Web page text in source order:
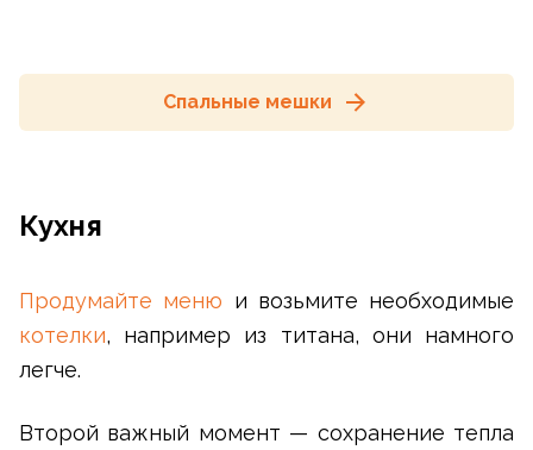
Спальные мешки
Кухня
Продумайте меню и возьмите необходимые
котелки, например из титана, они намного
легче.
Второй важный момент — сохранение тепла